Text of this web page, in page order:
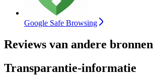
Google Safe Browsing
Reviews van andere bronnen
Transparantie-informatie